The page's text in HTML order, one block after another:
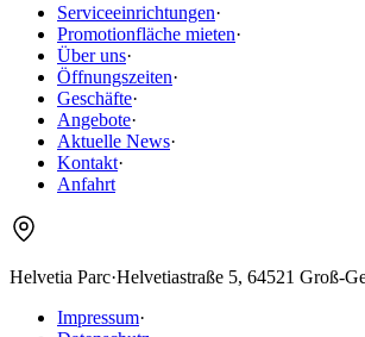
Serviceeinrichtungen·
Promotionfläche mieten·
Über uns·
Öffnungszeiten·
Geschäfte·
Angebote·
Aktuelle News·
Kontakt·
Anfahrt
Helvetia Parc·Helvetiastraße 5, 64521 Groß-
Impressum·